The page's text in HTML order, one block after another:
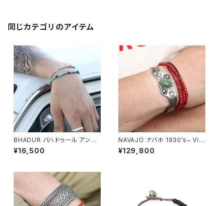
同じカテゴリのアイテム
BHADUR バハドゥール アンテ
ィークターコイズ&アゲートビー
ズブレスレット #b130 日本製
¥16,500
NAVAJO ナバホ 1930’s~ Vint
age Navajo Snakes Bangle
シルバーバングル スネーク ガラ
¥129,800